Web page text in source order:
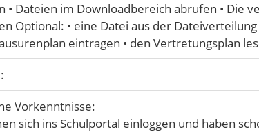
• Dateien im Downloadbereich abrufen • Die
Optional: • eine Datei aus der
eintragen • den Vertretungsplan
Vorkenntnisse:
sich ins Schulportal einloggen und haben